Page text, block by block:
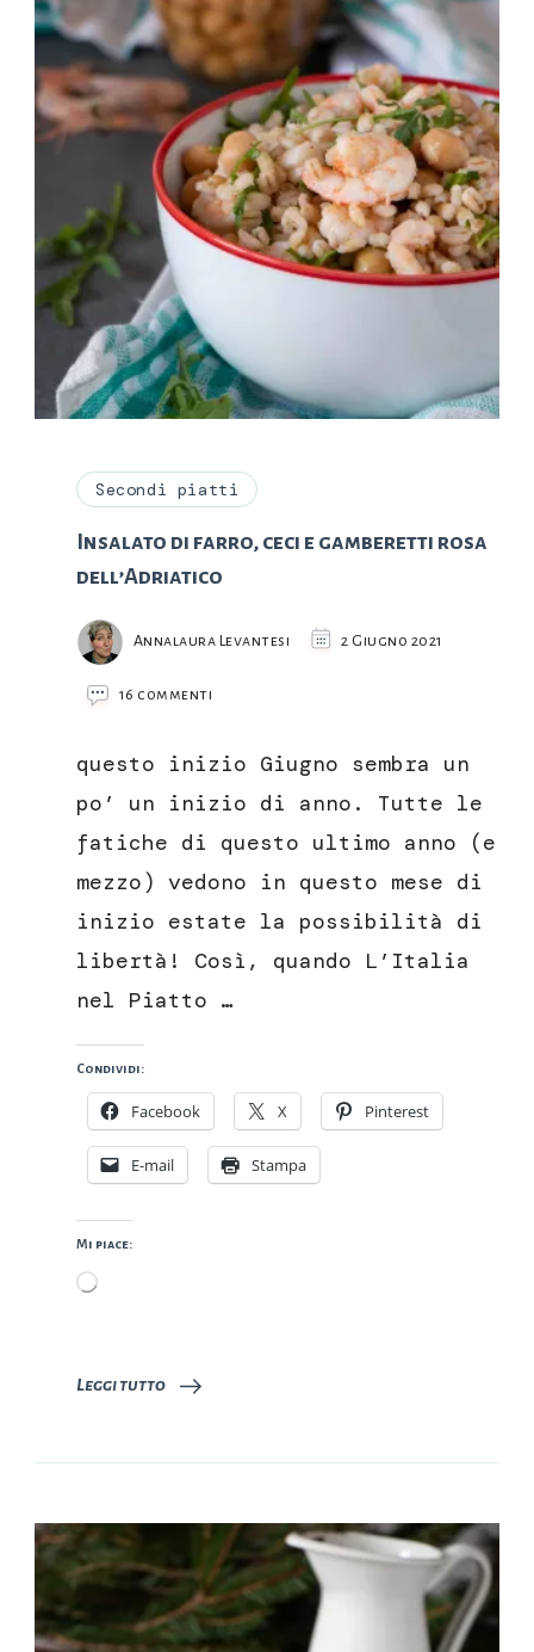
Secondi piatti
Insalato di farro, ceci e gamberetti rosa
dell’Adriatico
Annalaura Levantesi 2 Giugno 2021
16 commenti
farro,
ceci
gamberetti
dell’Adriatico
questo inizio Giugno sembra un
po’ un inizio di anno. Tutte le
fatiche di questo ultimo anno (e
mezzo) vedono in questo mese di
inizio estate la possibilità di
libertà! Così, quando L’Italia
nel Piatto …
Condividi:
Facebook X Pinterest
E-mail Stampa
Mi piace:
Caricamento
Leggi tutto